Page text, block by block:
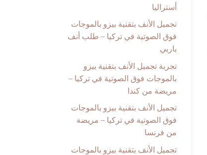
أستراليا
تجميل الأنف بتقنية بيزو بالموجات
فوق الصوتية في تركيا – طلب أنف
باربي
تجربة تجميل الأنف بتقنية بيزو
بالموجات فوق الصوتية في تركيا –
مريضة من كندا
تجميل الأنف بتقنية بيزو بالموجات
فوق الصوتية في تركيا – مريضة
من فرنسا
تجميل الأنف بتقنية بيزو بالموجات